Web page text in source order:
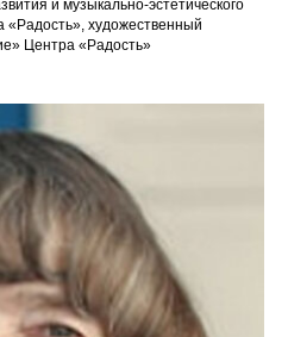
и музыкально-эстетического
художественный
Центра «Радость»